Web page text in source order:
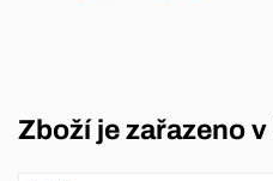
Zboží je zařazeno